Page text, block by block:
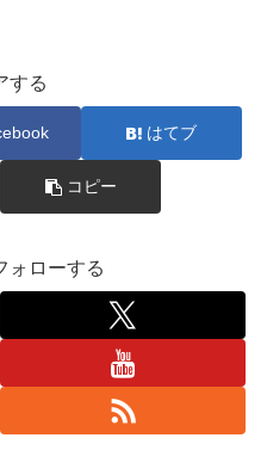
する
はてブ
コピー
ォローする